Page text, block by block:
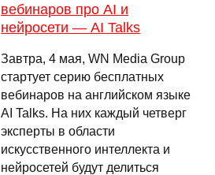
вебинаров про AI и
нейросети — AI Talks
Завтра, 4 мая, WN Media Group
стартует серию бесплатных
вебинаров на английском языке
AI Talks. На них каждый четверг
эксперты в области
искусственного интеллекта и
нейросетей будут делиться